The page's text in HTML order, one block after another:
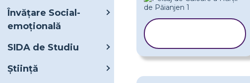
Învățare Social-
emoțională
SIDA de Studiu
Ştiinţă